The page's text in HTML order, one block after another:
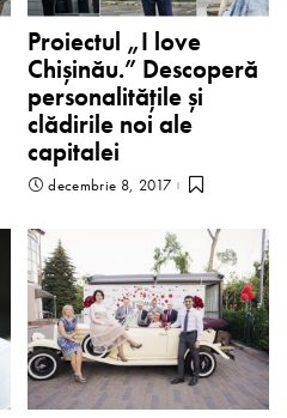
Proiectul „I love
Chișinău.” Descoperă
personalitățile și
clădirile noi ale
capitalei
decembrie 8, 2017